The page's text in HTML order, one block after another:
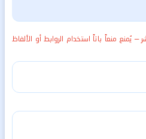
يُمنع منعاً باتاً استخدام الروابط أو الألفاظ